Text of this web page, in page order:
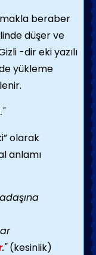
beraber
düşer ve
-dir eki yazılı
yükleme
olarak
anlamı
."(kesinlik)